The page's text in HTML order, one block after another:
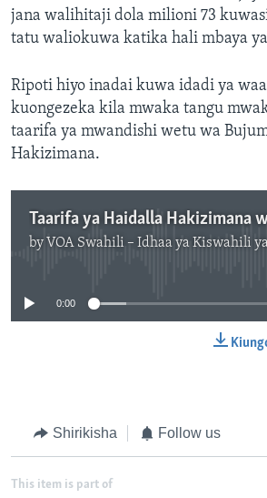
jana walihitaji dola milioni 73
tatu waliokuwa katika hali mbaya
Ripoti hiyo inadai kuwa idadi ya
kuongezeka kila mwaka tangu
taarifa ya mwandishi wetu wa
Hakizimana.
by VOA Swahili – Idhaa ya Kiswahili ya Sauti
No media source
0:00
Shirikisha Follow us
This item is part of